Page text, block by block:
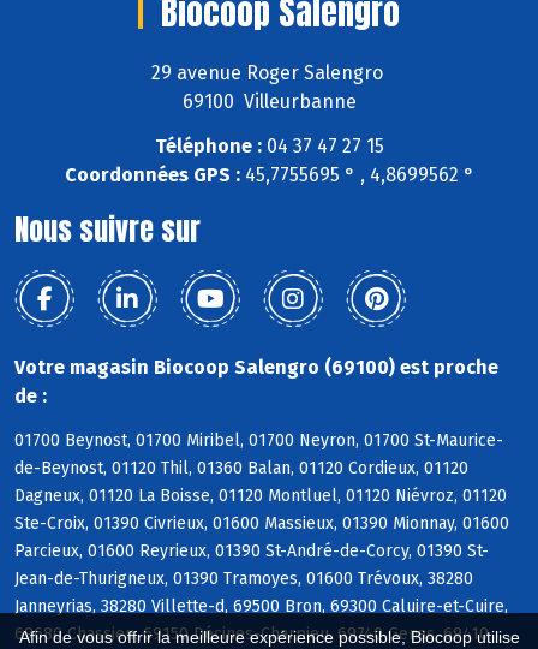
Afin de vous offrir la meilleure expérience possible, Biocoop utilise
Biocoop Salengro
29 avenue Roger Salengro
69100 Villeurbanne
Téléphone :04 37 47 27 15
Coordonnées GPS :45,7755695 ° , 4,8699562 °
Nous suivre sur
Votre magasin Biocoop Salengro (69100) est proche
de :
01700 Beynost, 01700 Miribel, 01700 Neyron, 01700 St-Maurice-
de-Beynost, 01120 Thil, 01360 Balan, 01120 Cordieux, 01120
Dagneux, 01120 La Boisse, 01120 Montluel, 01120 Niévroz, 01120
Ste-Croix, 01390 Civrieux, 01600 Massieux, 01390 Mionnay, 01600
Parcieux, 01600 Reyrieux, 01390 St-André-de-Corcy, 01390 St-
Jean-de-Thurigneux, 01390 Tramoyes, 01600 Trévoux, 38280
Janneyrias, 38280 Villette-d, 69500 Bron, 69300 Caluire-et-Cuire,
69680 Chassieu, 69150 Décines-Charpieu, 69740 Genas, 69410